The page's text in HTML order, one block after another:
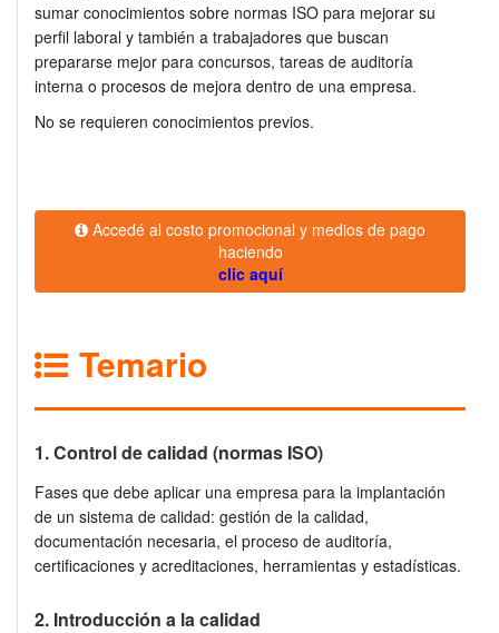
sumar conocimientos sobre normas ISO para mejorar su
perfil laboral y también a trabajadores que buscan
prepararse mejor para concursos, tareas de auditoría
interna o procesos de mejora dentro de una empresa.
No se requieren conocimientos previos.
Accedé al costo promocional y medios de pago
haciendo
clic aquí
Temario
1. Control de calidad (normas ISO)
Fases que debe aplicar una empresa para la implantación
de un sistema de calidad: gestión de la calidad,
documentación necesaria, el proceso de auditoría,
certificaciones y acreditaciones, herramientas y estadísticas.
2. Introducción a la calidad